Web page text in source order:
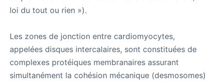
loi du tout ou rien »).
Les zones de jonction entre cardiomyocytes,
appelées disques intercalaires, sont constituées de
complexes protéiques membranaires assurant
simultanément la cohésion mécanique (desmosomes)